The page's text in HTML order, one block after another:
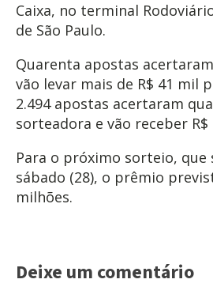
Caixa, no terminal
de São Paulo.
Quarenta apostas
vão levar mais de R$ 41 mil
2.494 apostas acertaram
sorteadora e vão receber R$
Para o próximo sorteio, que
sábado (28), o prêmio
milhões.
Deixe um comentário